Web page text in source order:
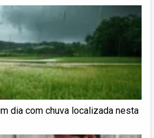
dia com chuva localizada nesta